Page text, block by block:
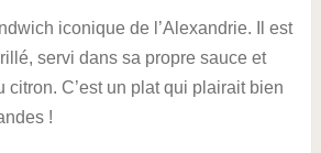
iconique de l’Alexandrie. Il est
servi dans sa propre sauce et
citron. C’est un plat qui plairait bien
!